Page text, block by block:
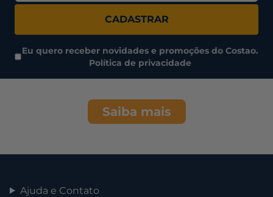
CADASTRAR
Eu quero receber novidades e promoções do Costao.
Política de privacidade
Saiba mais
Ajuda e Contato